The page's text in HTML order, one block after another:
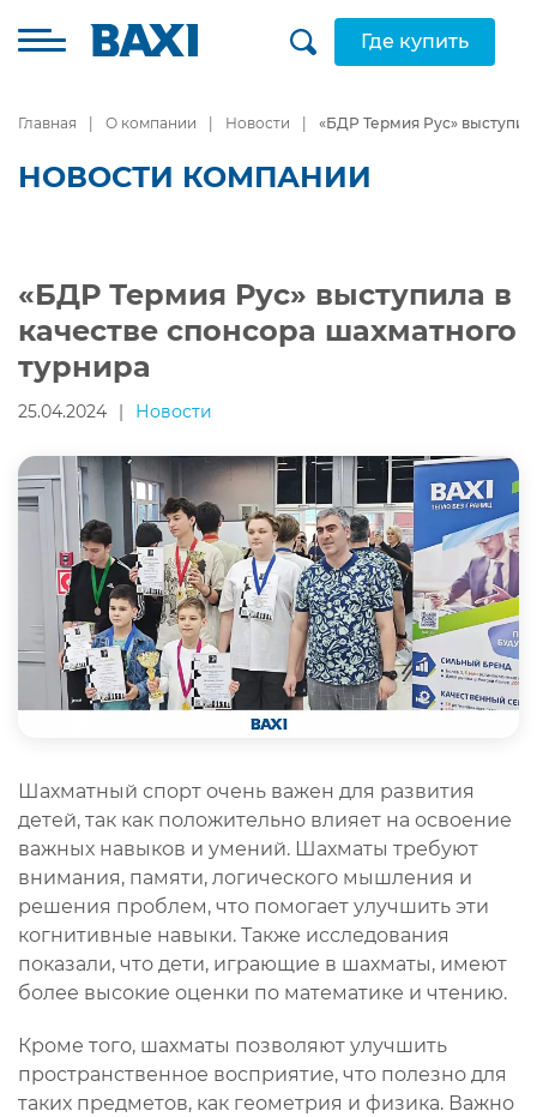
Где купить
Главная О компании Новости «БДР Термия Рус»
НОВОСТИ КОМПАНИИ
«БДР Термия Рус» выступила в
качестве спонсора шахматного
турнира
25.04.2024 | Новости
Шахматный спорт очень важен для развития
детей, так как положительно влияет на освоение
важных навыков и умений. Шахматы требуют
внимания, памяти, логического мышления и
решения проблем, что помогает улучшить эти
когнитивные навыки. Также исследования
показали, что дети, играющие в шахматы, имеют
более высокие оценки по математике и чтению.
Кроме того, шахматы позволяют улучшить
пространственное восприятие, что полезно для
таких предметов, как геометрия и физика. Важно